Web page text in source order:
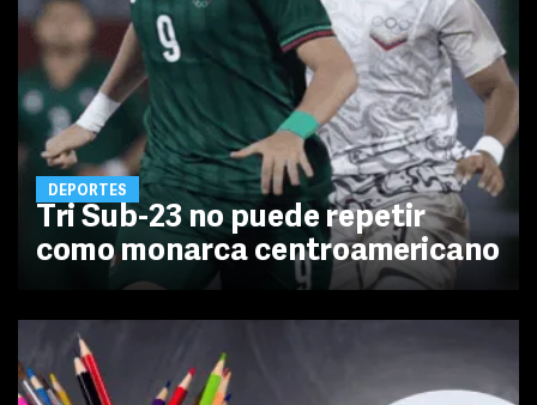
DEPORTES
Tri Sub-23 no puede repetir
como monarca centroamericano